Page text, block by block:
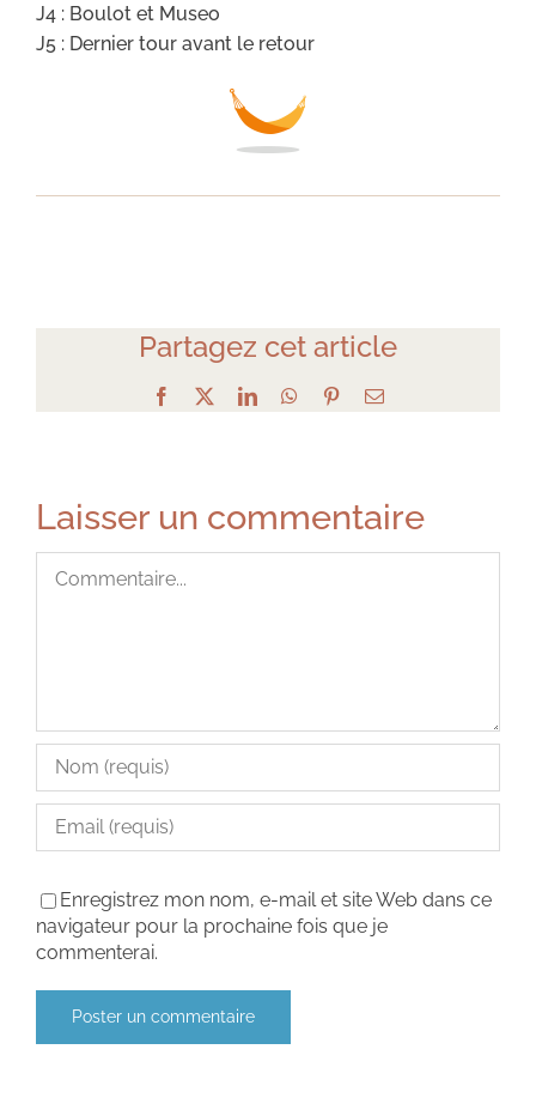
J4 : Boulot et Museo
J5 : Dernier tour avant le retour
Partagez cet article
Facebook LinkedInWhatsApp
PinterestEmail
Laisser un commentaire
Enregistrez mon nom, e-mail et site Web dans ce
navigateur pour la prochaine fois que je
commenterai.